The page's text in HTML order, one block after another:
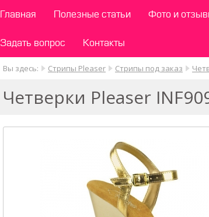
Главная Полезные статьи Фото и
Задать вопрос Контакты
Вы здесь: Стрипы Pleaser Стрипы под заказ
Четверки Pleaser